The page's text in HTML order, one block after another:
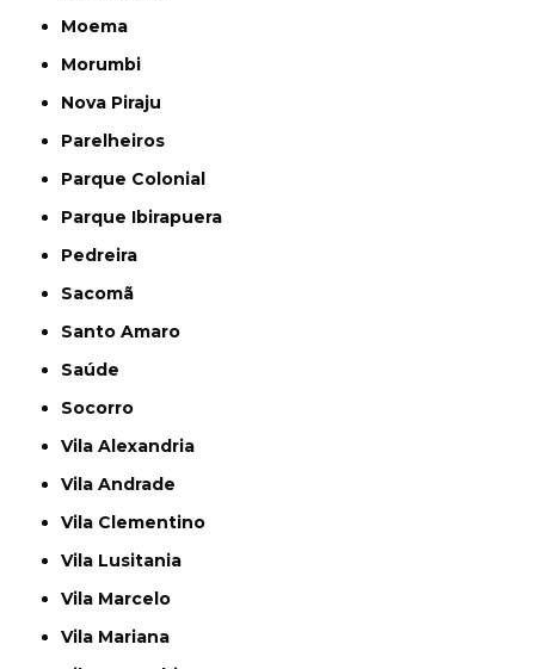
Moema
Morumbi
Nova Piraju
Parelheiros
Parque Colonial
Parque Ibirapuera
Pedreira
Sacomã
Santo Amaro
Saúde
Socorro
Vila Alexandria
Vila Andrade
Vila Clementino
Vila Lusitania
Vila Marcelo
Vila Mariana